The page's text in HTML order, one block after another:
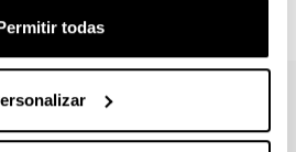
todas